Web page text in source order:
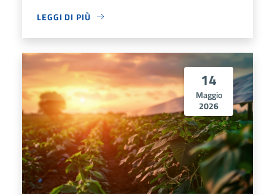
LEGGI DI PIÙ
14
Maggio
2026